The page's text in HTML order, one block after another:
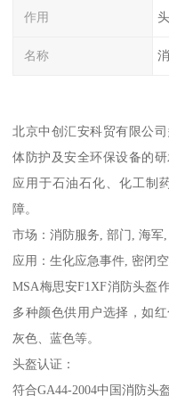
作用
名称
北京中创汇安科贸有限公
体防护及安全环保设备的
应用于石油石化、化工制
障。
市场：消防服务, 部门, 海军
应用：生化应急事件, 密闭
MSA梅思安F1XF消防头盔
多种颜色供用户选择，如
灰色、蓝色等。
头盔认证：
符合GA44-2004中国消防头